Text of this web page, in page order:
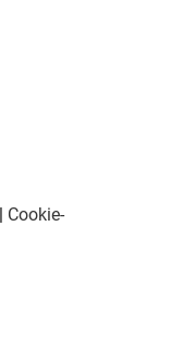
Cookie-